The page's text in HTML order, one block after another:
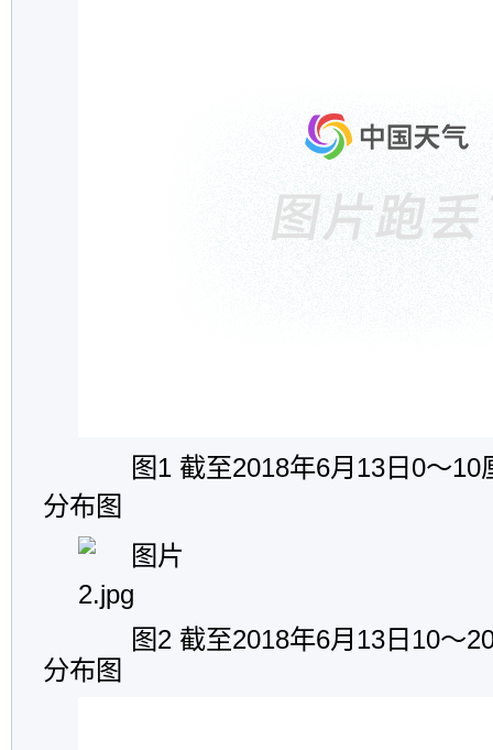
图1 截至2018年6月13日0～
分布图
图2 截至2018年6月 13 日10～
分布图